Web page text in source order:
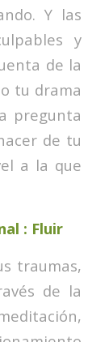
Y las
y
de la
tu drama
pregunta
de tu
a la que
: Fluir
traumas,
de la